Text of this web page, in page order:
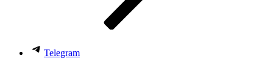
Telegram